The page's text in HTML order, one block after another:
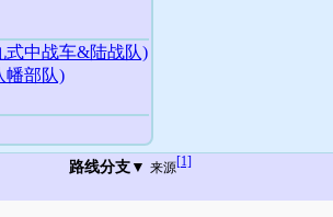
式中战车&陆战队)
幡部队)
路线分支▼ 来源[1]